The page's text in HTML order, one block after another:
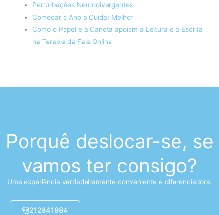
Perturbações Neurodivergentes
Começar o Ano a Cuidar Melhor
Como o Papel e a Caneta apoiam a Leitura e a Escrita
na Terapia da Fala Online
Porquê deslocar-se, se
vamos ter consigo?
Uma experiência verdadeiramente conveniente e diferenciadora.
212841984